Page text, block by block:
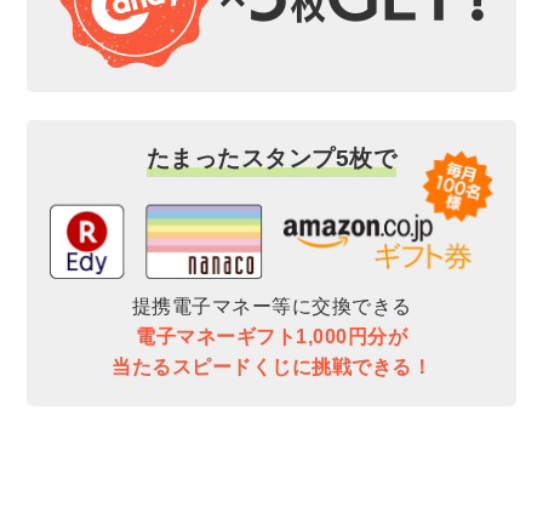
たまったスタンプ5枚で
提携電子マネー等に交換できる
電子マネーギフト1,000円分が
当たるスピードくじに挑戦できる！